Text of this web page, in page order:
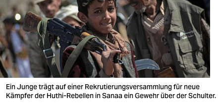
nord
wahrheit
verlag
verlag
veranstaltungen
Ein Junge trägt auf einer Rekrutierungsversammlung für neue
Kämpfer der Huthi-Rebellen in Sanaa ein Gewehr über der Schulter.